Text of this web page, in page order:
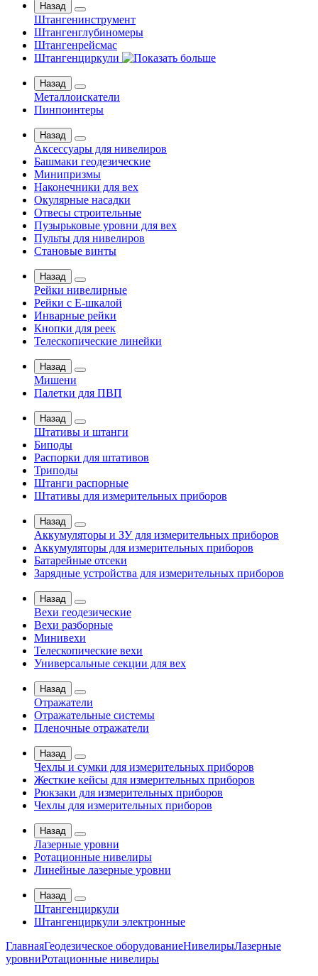
Назад
Штангенинструмент
Штангенглубиномеры
Штангенрейсмас
Штангенциркули
Назад
Металлоискатели
Пинпоинтеры
Назад
Аксессуары для нивелиров
Башмаки геодезические
Минипризмы
Наконечники для вех
Окулярные насадки
Отвесы строительные
Пузырьковые уровни для вех
Пульты для нивелиров
Становые винты
Назад
Рейки нивелирные
Рейки с Е-шкалой
Инварные рейки
Кнопки для реек
Телескопические линейки
Назад
Мишени
Палетки для ПВП
Назад
Штативы и штанги
Биподы
Распорки для штативов
Триподы
Штанги распорные
Штативы для измерительных приборов
Назад
Аккумуляторы и ЗУ для измерительных приборов
Аккумуляторы для измерительных приборов
Батарейные отсеки
Зарядные устройства для измерительных приборов
Назад
Вехи геодезические
Вехи разборные
Минивехи
Телескопические вехи
Универсальные секции для вех
Назад
Отражатели
Отражательные системы
Пленочные отражатели
Назад
Чехлы и сумки для измерительных приборов
Жесткие кейсы для измерительных приборов
Рюкзаки для измерительных приборов
Чехлы для измерительных приборов
Назад
Лазерные уровни
Ротационные нивелиры
Линейные лазерные уровни
Назад
Штангенциркули
Штангенциркули электронные
ГлавнаяГеодезическое оборудованиеНивелирыЛазерные
уровниРотационные нивелиры